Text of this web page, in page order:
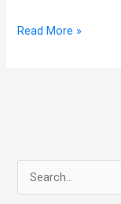
Read More »